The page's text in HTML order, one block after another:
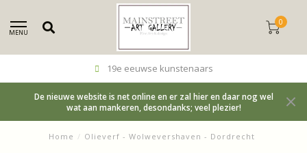
MENU
0
19e eeuwse kunstenaars
De nieuwe website is net online en er zal hier en daar nog wel
wat aan mankeren, desondanks; veel plezier!
Home / Olieverf - Wolwevershaven - Dordrecht